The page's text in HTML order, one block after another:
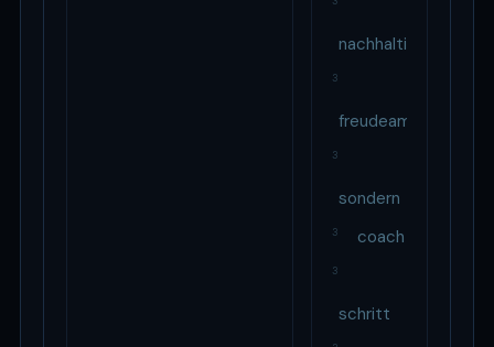
nachhaltig
3
freudeamführen
3
sondern
3 coach
3
schritt